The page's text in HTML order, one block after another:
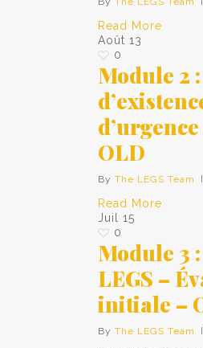
Read More
Août 13
0
Module 2
OLD
By The LEGS Team
Read More
Juil
15
0
Module 3 :
LEGS –
initiale –
By The LEGS Team